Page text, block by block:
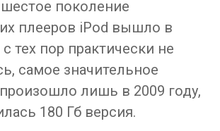
поколение
плееров iPod вышло в
с тех пор практически не
самое значительное
лишь в 2009 году,
180 Гб версия.